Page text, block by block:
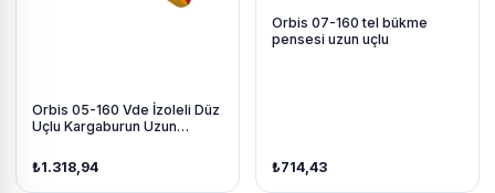
Orbis 05-160 Vde İzoleli Düz
Uçlu Kargaburun Uzun
₺1.318,94
Orbis 07-160 tel bükme
pensesi uzun uçlu
₺714,43